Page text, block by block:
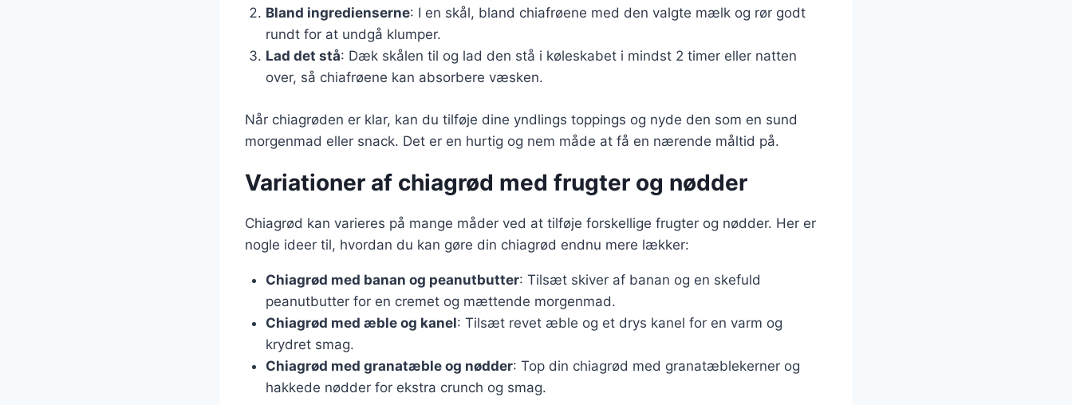
Bland ingredienserne: I en skål, bland chiafrøene med den valgte mælk og rør godt
rundt for at undgå klumper.
Lad det stå: Dæk skålen til og lad den stå i køleskabet i mindst 2 timer eller natten
over, så chiafrøene kan absorbere væsken.
Når chiagrøden er klar, kan du tilføje dine yndlings toppings og nyde den som en sund
morgenmad eller snack. Det er en hurtig og nem måde at få en nærende måltid på.
Variationer af chiagrød med frugter og nødder
Chiagrød kan varieres på mange måder ved at tilføje forskellige frugter og nødder. Her er
nogle ideer til, hvordan du kan gøre din chiagrød endnu mere lækker:
Chiagrød med banan og peanutbutter: Tilsæt skiver af banan og en skefuld
peanutbutter for en cremet og mættende morgenmad.
Chiagrød med æble og kanel: Tilsæt revet æble og et drys kanel for en varm og
krydret smag.
Chiagrød med granatæble og nødder: Top din chiagrød med granatæblekerner og
hakkede nødder for ekstra crunch og smag.